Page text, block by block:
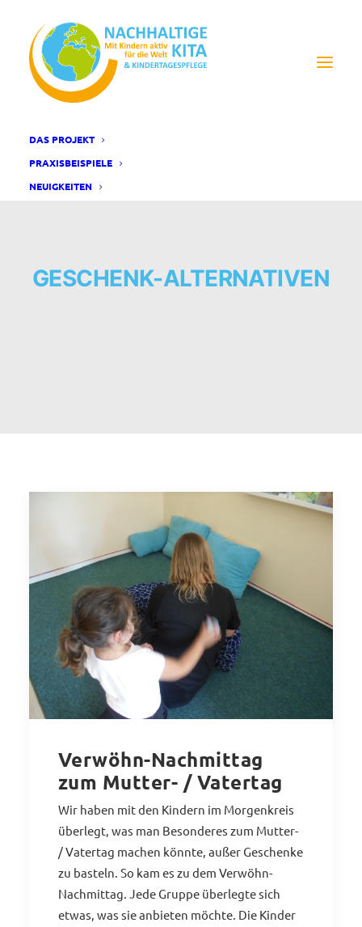
DAS PROJEKT
PRAXISBEISPIELE
NEUIGKEITEN
GESCHENK-ALTERNATIVEN
Verwöhn-Nachmittag
zum Mutter- / Vatertag
Wir haben mit den Kindern im Morgenkreis
überlegt, was man Besonderes zum Mutter-
/ Vatertag machen könnte, außer Geschenke
zu basteln. So kam es zu dem Verwöhn-
Nachmittag. Jede Gruppe überlegte sich
etwas, was sie anbieten möchte. Die Kinder